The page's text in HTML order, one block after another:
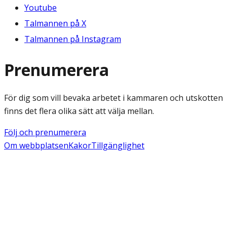
Youtube
Talmannen på X
Talmannen på Instagram
Prenumerera
För dig som vill bevaka arbetet i kammaren och utskotten
finns det flera olika sätt att välja mellan.
Följ och prenumerera
Om webbplatsenKakorTillgänglighet